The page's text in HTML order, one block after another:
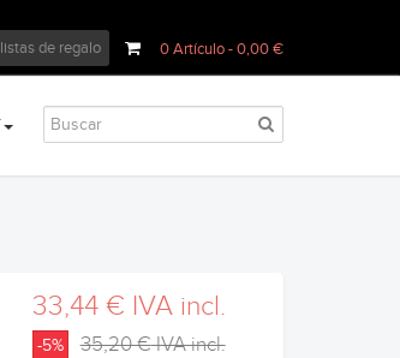
0Artículo- 0,00 €
de regalo
33,44 € IVA incl.
-5% 35,20 €IVA incl.